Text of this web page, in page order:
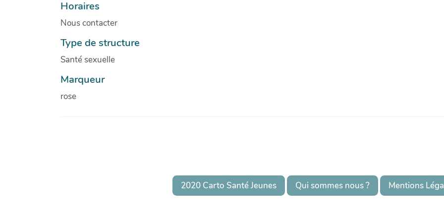
Horaires
Nous contacter
Type de structure
Santé sexuelle
Marqueur
rose
2020 Carto Santé Jeunes Qui sommes nous ? Mentions